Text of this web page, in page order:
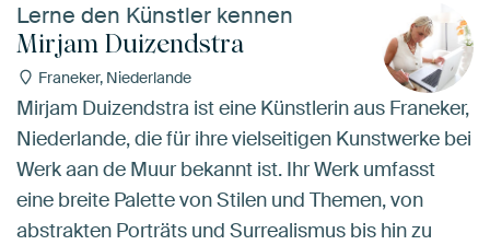
Lerne den Künstler kennen
Mirjam Duizendstra
Franeker, Niederlande
Mirjam Duizendstra ist eine Künstlerin aus Franeker,
Niederlande, die für ihre vielseitigen Kunstwerke bei
Werk aan de Muur bekannt ist. Ihr Werk umfasst
eine breite Palette von Stilen und Themen, von
abstrakten Porträts und Surrealismus bis hin zu